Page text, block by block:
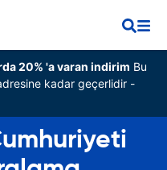
20% 'a varan indirim Bu
kadar geçerlidir -